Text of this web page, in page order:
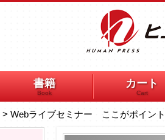
書籍
Book
カート
Cart
> Webライブセミナー ここがポイン